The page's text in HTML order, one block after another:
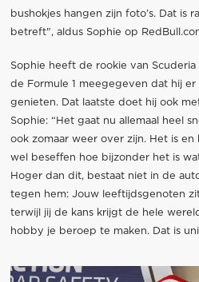
bushokjes hangen zijn foto’s. Dat is
betreft", aldus Sophie op
Sophie heeft de rookie van Scuderia
de Formule 1 meegegeven dat hij er
genieten. Dat laatste doet hij ook
Sophie: “Het gaat nu allemaal heel
ook zomaar weer over zijn. Het is
wel beseffen hoe bijzonder het is
Hoger dan dit, bestaat niet in de
tegen hem: Jouw leeftijdsgenoten
terwijl jij de kans krijgt de hele
hobby je beroep te maken. Dat is